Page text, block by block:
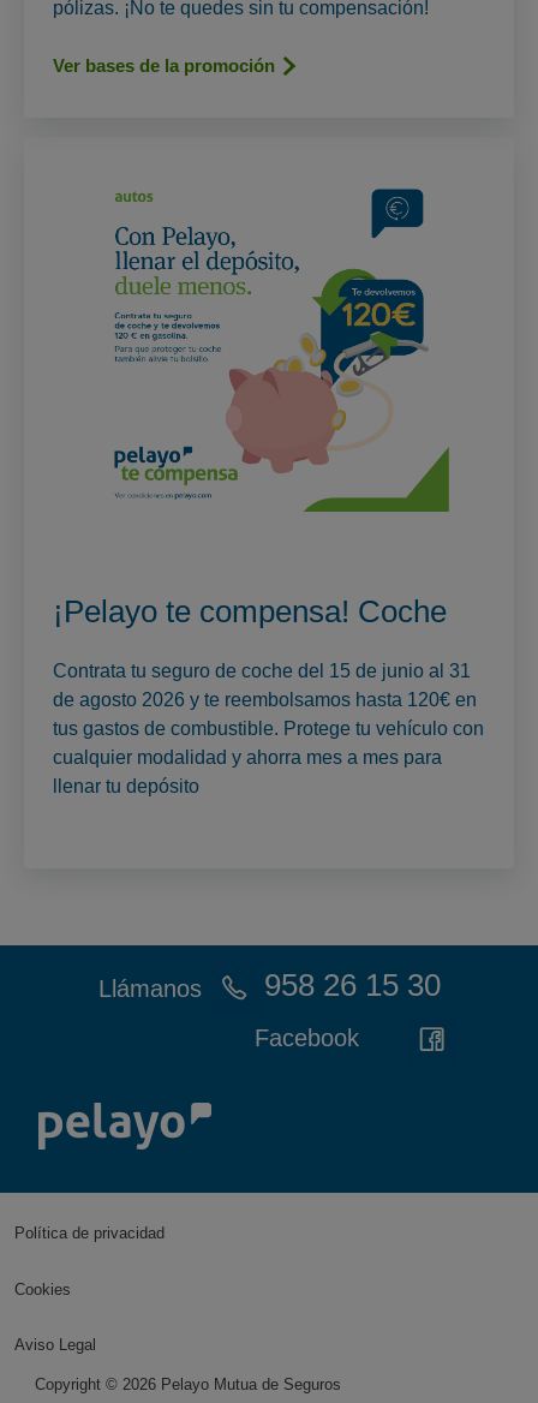
pólizas. ¡No te quedes sin tu compensación!
Ver bases de la promoción
¡Pelayo te compensa! Coche
Contrata tu seguro de coche del 15 de junio al 31
de agosto 2026 y te reembolsamos hasta 120€ en
tus gastos de combustible. Protege tu vehículo con
cualquier modalidad y ahorra mes a mes para
llenar tu depósito
Llámanos 958 26 15 30
Facebook
Política de privacidad
Cookies
Aviso Legal
Copyright © 2026Pelayo Mutua de Seguros